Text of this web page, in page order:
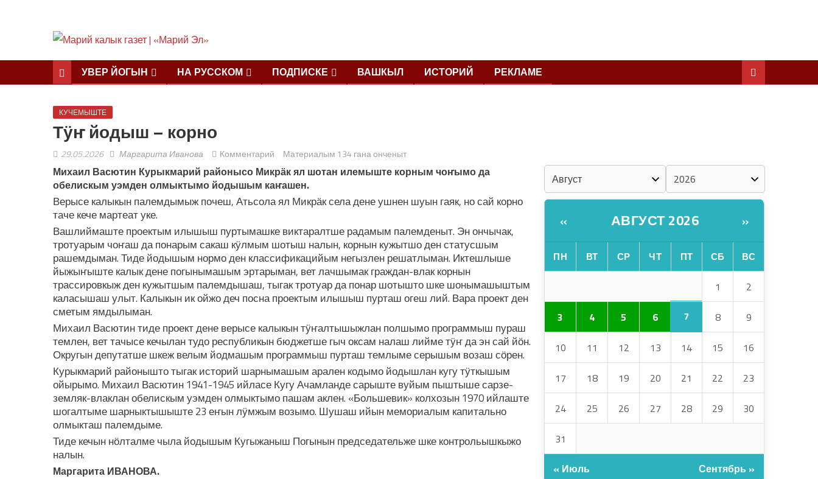
УВЕР ЙОГЫН НА РУССКОМ ПОДПИСКЕ ВАШКЫЛ ИСТОРИЙ РЕКЛАМЕ
КУЧЕМЫШТЕ
Тӱҥ йодыш – корно
29.05.2026 Маргарита Иванова Комментарий Материалым 134 гана онченыт
Михаил Васютин Курыкмарий районысо Микрӓк ял шотан илемыште корным чоҥымо да
обелискым уэмден олмыктымо йодышым каҥашен.
Верысе калыкын палемдымыж почеш, Атьсола ял Микрӓк села дене ушнен шуын гаяк, но сай корно
таче кече мартеат уке.
Вашлиймаште проектым илышыш пуртымашке виктаралтше радамым палемденыт. Эн ончычак,
тротуарым чоҥаш да понарым сакаш кӱлмым шотыш налын, корнын кужытшо ден статусшым
рашемдыман. Тиде йодышым нормо ден классификацийым негызлен решатлыман. Иктешлыше
йыжыҥыште калык дене погынымашым эртарыман, вет лачшымак граждан-влак корнын
трассировкыж ден кужытшым палемдышаш, тыгак тротуар да понар шотышто шке шонымашыштым
каласышаш улыт. Калыкын ик ойжо деч посна проектым илышыш пурташ огеш лий. Вара проект ден
сметым ямдылыман.
Михаил Васютин тиде проект дене верысе калыкын тӱҥалтышыжлан полшымо программыш пураш
темлен, вет тачысе кечылан тудо республикын бюджетше гыч оксам налаш лийме тӱҥ да эн сай йӧн.
Округын депутатше шкеж велым йодмашым программыш пурташ темлыме серышым возаш сӧрен.
Курыкмарий районышто тыгак историй шарнымашым арален кодымо йодышлан кугу тӱткышым
ойырымо. Михаил Васютин 1941-1945 ийласе Кугу Ачамланде сарыште вуйым пыштыше сарзе-
земляк-влаклан обелискым уэмден олмыктымо пашам аклен. «Большевик» колхозын 1970 ийлаште
шогалтыме шарныктышыште 23 еҥын лӱмжым возымо. Шушаш ийын мемориалым капитально
олмыкташ палемдыме.
Тиде кечын нӧлталме чыла йодышым Кугыжаныш Погынын председательже шке контрольышкыжо
налын.
Маргарита ИВАНОВА.
« АВГУСТ 2026 »
ПН ВТ СР ЧТ ПТ СБ ВС
1 2
3 4 5 6 7 8 9
10 11 12 13 14 15 16
17 18 19 20 21 22 23
24 25 26 27 28 29 30
31
« Июль Сентябрь »